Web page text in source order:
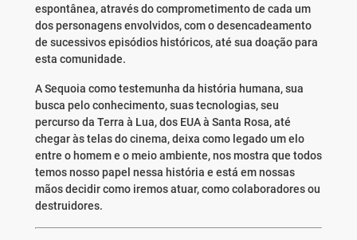
espontânea, através do comprometimento de cada um
dos personagens envolvidos, com o desencadeamento
de sucessivos episódios históricos, até sua doação para
esta comunidade.
A Sequoia como testemunha da história humana, sua
busca pelo conhecimento, suas tecnologias, seu
percurso da Terra à Lua, dos EUA à Santa Rosa, até
chegar às telas do cinema, deixa como legado um elo
entre o homem e o meio ambiente, nos mostra que todos
temos nosso papel nessa história e está em nossas
mãos decidir como iremos atuar, como colaboradores ou
destruidores.